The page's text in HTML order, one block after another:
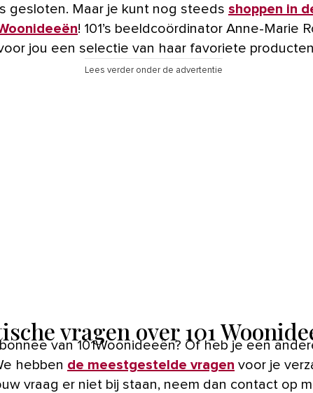
gesloten. Maar je kunt nog steeds shoppen in
! 101’s beeldcoördinator Anne-Marie
jou een selectie van haar favoriete
Lees verder onder de advertentie
vragen over 101
van 101Woonideeën? Of heb je een
hebben de meestgestelde vragen voor je
vraag er niet bij staan, neem dan contact op